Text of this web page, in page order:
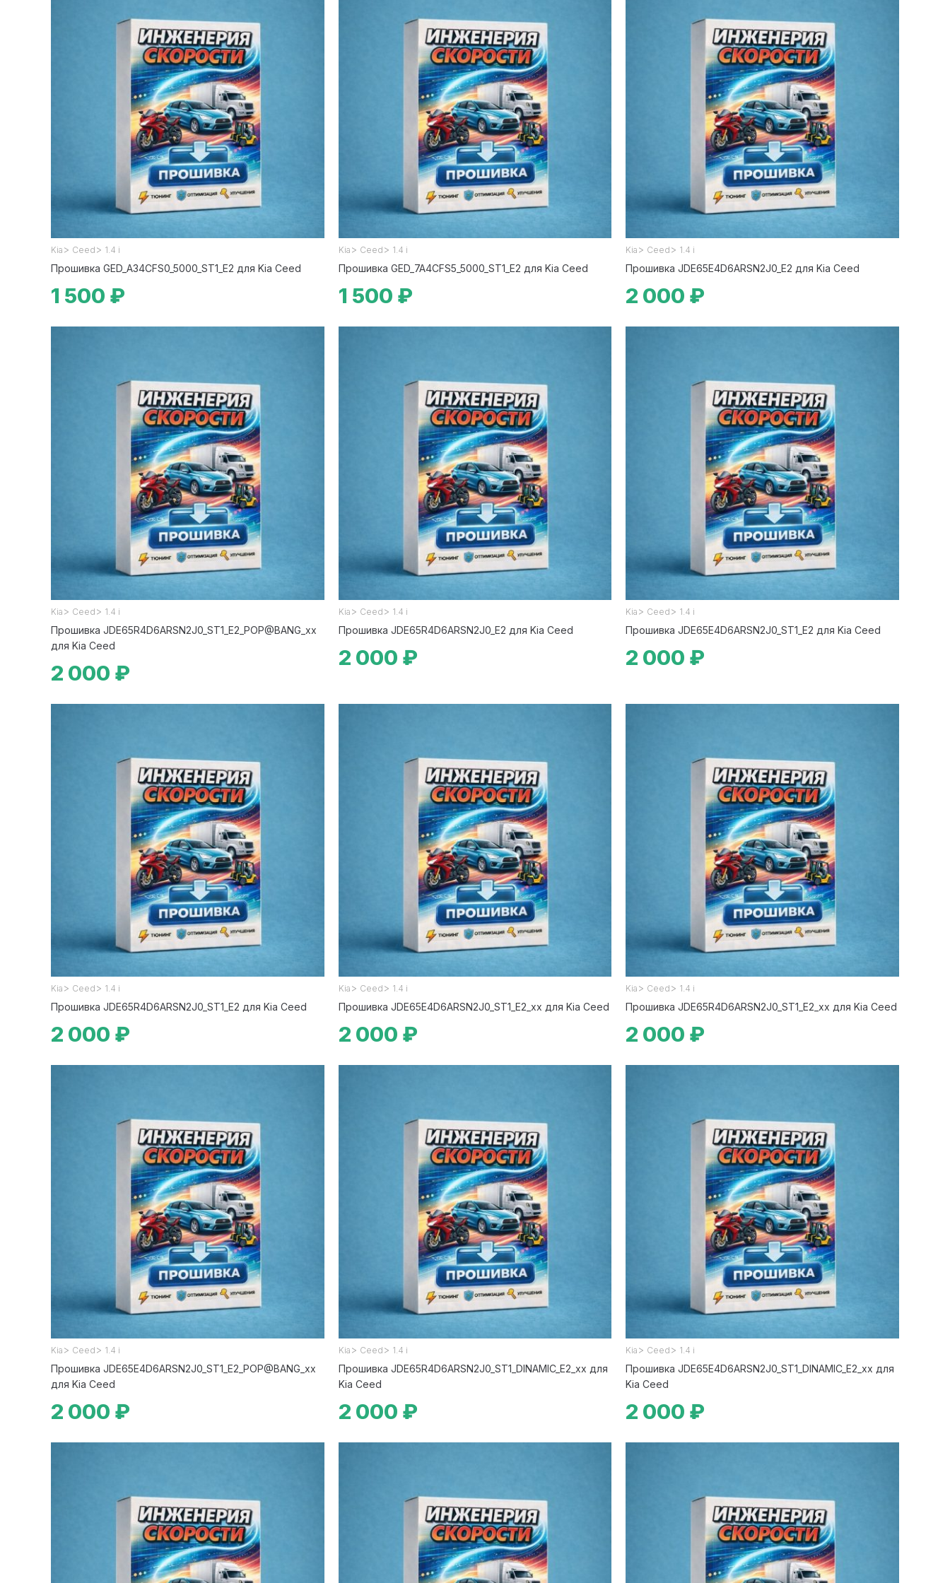
Kia > Ceed > 1.4 i
Прошивка GED_A34CFS0_5000_ST1_E2 для Kia Ceed
1 500 ₽
Kia > Ceed > 1.4 i
Прошивка GED_7A4CFS5_5000_ST1_E2 для Kia Ceed
1 500 ₽
Kia > Ceed > 1.4 i
Прошивка JDE65E4D6ARSN2J0_E2 для Kia Ceed
2 000 ₽
Kia > Ceed > 1.4 i
Прошивка JDE65R4D6ARSN2J0_ST1_E2_POP@BANG_xx
для Kia Ceed
2 000 ₽
Kia > Ceed > 1.4 i
Прошивка JDE65R4D6ARSN2J0_E2 для Kia Ceed
2 000 ₽
Kia > Ceed > 1.4 i
Прошивка JDE65E4D6ARSN2J0_ST1_E2 для Kia Ceed
2 000 ₽
Kia > Ceed > 1.4 i
Прошивка JDE65R4D6ARSN2J0_ST1_E2 для Kia Ceed
2 000 ₽
Kia > Ceed > 1.4 i
Прошивка JDE65E4D6ARSN2J0_ST1_E2_xx для Kia Ceed
2 000 ₽
Kia > Ceed > 1.4 i
Прошивка JDE65R4D6ARSN2J0_ST1_E2_xx для Kia Ceed
2 000 ₽
Kia > Ceed > 1.4 i
Прошивка JDE65E4D6ARSN2J0_ST1_E2_POP@BANG_xx
для Kia Ceed
2 000 ₽
Kia > Ceed > 1.4 i
Прошивка JDE65R4D6ARSN2J0_ST1_DINAMIC_E2_xx для
Kia Ceed
2 000 ₽
Kia > Ceed > 1.4 i
Прошивка JDE65E4D6ARSN2J0_ST1_DINAMIC_E2_xx для
Kia Ceed
2 000 ₽